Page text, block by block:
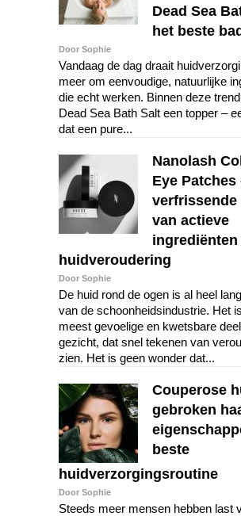
Dead Sea
het beste
Door Sophie
Vandaag de dag draait
meer om eenvoudige, natuurlijke
die echt werken. Binnen deze
Dead Sea Bath Salt een topper –
dat een pure...
Nanolash
Eye Patches
verfrissende
van actieve
ingrediënten
huidveroudering
Door Sophie
De huid rond de ogen is al heel
van de schoonheidsindustrie. Het
meest gevoelige en kwetsbare
gezicht, dat snel tekenen van
zien. Het is geen wonder dat...
Couperose
gebroken
beste
huidverzorgingsroutine
Door Sophie
Steeds meer mensen hebben last